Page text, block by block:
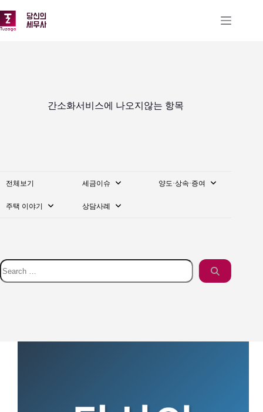
문
으
간소화서비스에 나오지않는 항목
전체보기 세금이슈 양도·상속·증여
주택 이야기 상담사례